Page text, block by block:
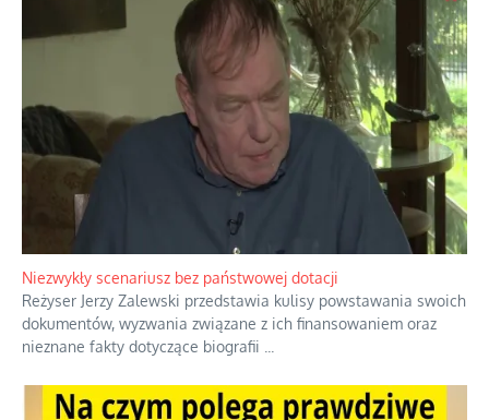
Niezwykły scenariusz bez państwowej dotacji
Reżyser Jerzy Zalewski przedstawia kulisy powstawania swoich
dokumentów, wyzwania związane z ich finansowaniem oraz
nieznane fakty dotyczące biografii